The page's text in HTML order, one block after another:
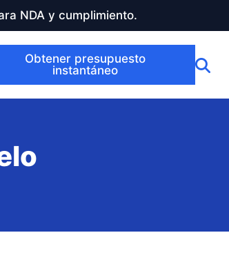
NDA y cumplimiento.
Obtener presupuesto
instantáneo